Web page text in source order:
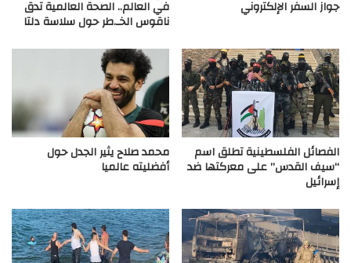
جواز السفر الإلكتروني في العالم.. الصحة العالمية تدق
ناقوس الخـ.طر حول سلاسة دلتا
الفصائل الفلسطينية تطلق اسم
“سيف القدس” على معركتها ضد
إسرائيل
محمد صلاح يثير الجدل حول
أفضليته عالميا